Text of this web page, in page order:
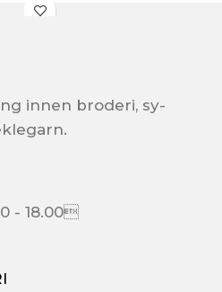
innen broderi, sy-
- 18.00